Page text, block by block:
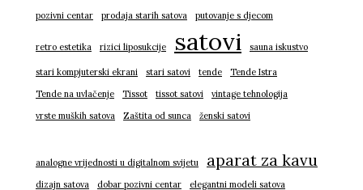
pozivni centar
prodaja starih satova putovanje s djecom
retro estetika rizici liposukcije satovi sauna iskustvo
stari kompjuterski ekrani stari satovi tende
Tende Istra
Tende na uvlačenje
Tissot tissot satovi
vintage tehnologija
vrste muških satova
Zaštita od sunca ženski satovi
analogne vrijednosti u digitalnom svijetu aparat za kavu
dizajn satova dobar pozivni centar
elegantni modeli satova